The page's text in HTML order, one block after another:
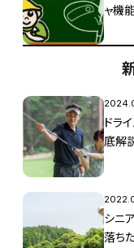
ャ機
ドラ
底解
シニ
落ち